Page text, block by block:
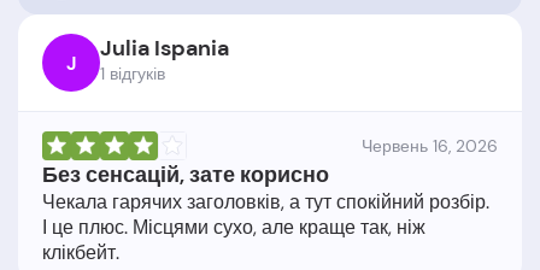
J Julia Ispania
1 відгукiв
Червень 16, 2026
Без сенсацій, зате корисно
Чекала гарячих заголовків, а тут спокійний розбір.
І це плюс. Місцями сухо, але краще так, ніж